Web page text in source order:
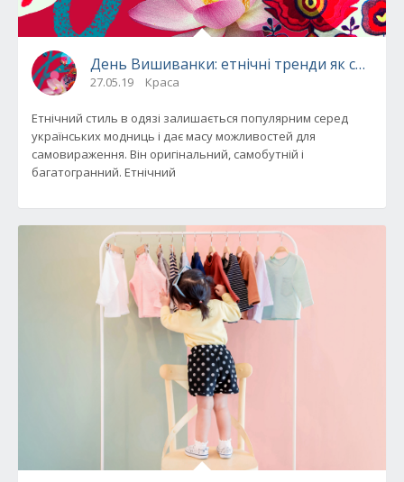
День Вишиванки: етнічні тренди як спосіб
27.05.19 Краса
Етнічний стиль в одязі залишається популярним серед
українських модниць і дає масу можливостей для
самовираження. Він оригінальний, самобутній і
багатогранний. Етнічний